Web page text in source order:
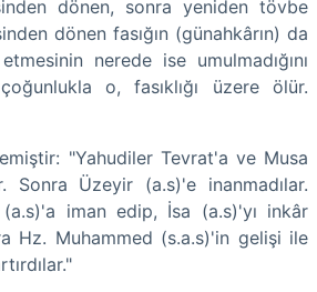
dönen, sonra yeniden tövbe
dönen fasığın (günahkârın) da
nerede ise umulmadığını
o, fasıklığı üzere ölür.
"Yahudiler Tevrat'a ve Musa
Sonra Üzeyir (a.s)'e inanmadılar.
iman edip, İsa (a.s)'yı inkâr
Hz. Muhammed (s.a.s)'in gelişi ile